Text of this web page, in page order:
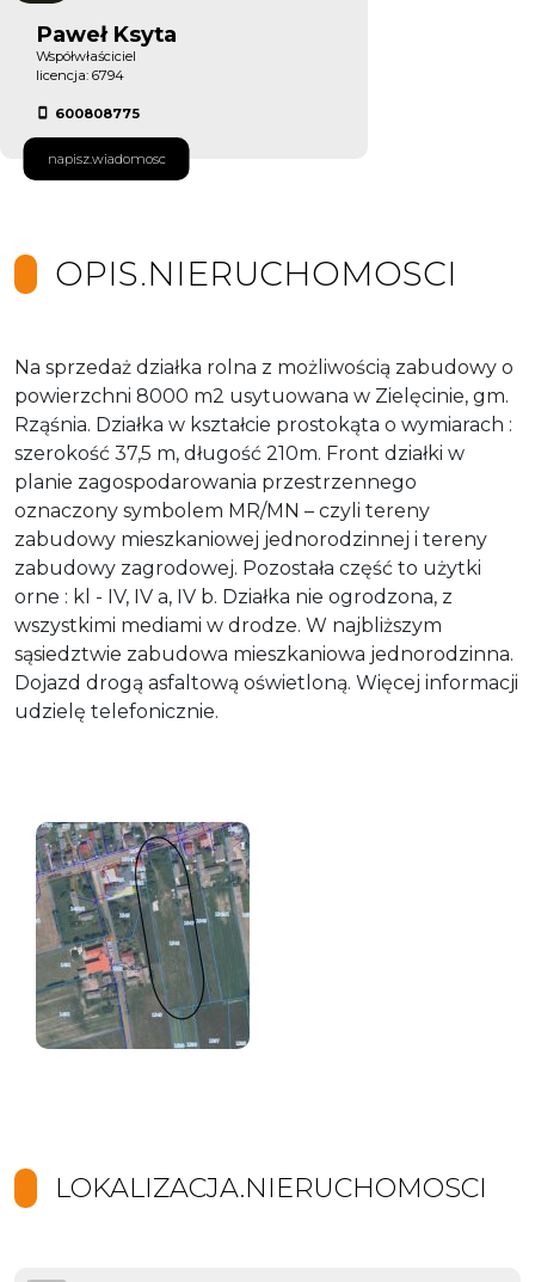
Paweł Ksyta
Współwłaściciel
licencja: 6794
600808775
napisz.wiadomosc
OPIS.NIERUCHOMOSCI
Na sprzedaż działka rolna z możliwością zabudowy o
powierzchni 8000 m2 usytuowana w Zielęcinie, gm.
Rząśnia. Działka w kształcie prostokąta o wymiarach :
szerokość 37,5 m, długość 210m. Front działki w
planie zagospodarowania przestrzennego
oznaczony symbolem MR/MN – czyli tereny
zabudowy mieszkaniowej jednorodzinnej i tereny
zabudowy zagrodowej. Pozostała część to użytki
orne : kl - IV, IV a, IV b. Działka nie ogrodzona, z
wszystkimi mediami w drodze. W najbliższym
sąsiedztwie zabudowa mieszkaniowa jednorodzinna.
Dojazd drogą asfaltową oświetloną. Więcej informacji
udzielę telefonicznie.
LOKALIZACJA.NIERUCHOMOSCI